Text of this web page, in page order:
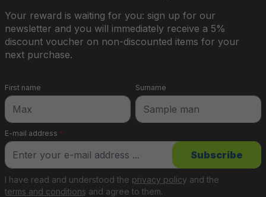
Your reward is waiting for you: sign up for our
newsletter and you will immediately receive a 5%
discount voucher on non-discounted items for your
next purchase.
E-mail address *
First name Surname
I have read and understood the privacy policy and the
terms and conditions and agree to them.
Subscribe